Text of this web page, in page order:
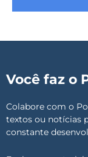
Você faz o
Colabore com o
textos ou notícias
constante